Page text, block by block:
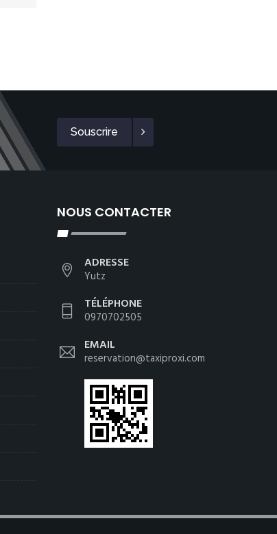
Souscrire
NOUS CONTACTER
ADRESSE
Yutz
TÉLÉPHONE
0970702505
EMAIL
reservation@taxiproxi.com